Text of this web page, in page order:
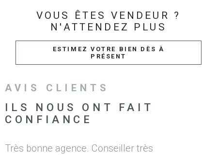
VOUS ÊTES VENDEUR ?
N'ATTENDEZ PLUS
ESTIMEZ VOTRE BIEN DÈS À
PRÉSENT
AVIS CLIENTS
ILS NOUS ONT FAIT
CONFIANCE
Très bonne agence. Conseiller très